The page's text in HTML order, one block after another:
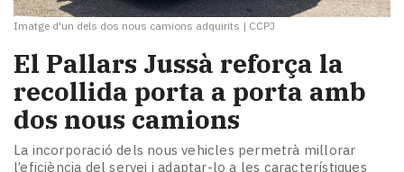
Imatge d'un dels dos nous camions adquirits | CCPJ
El Pallars Jussà reforça la
recollida porta a porta amb
dos nous camions
La incorporació dels nous vehicles permetrà millorar
l’eficiència del servei i adaptar-lo a les característiques